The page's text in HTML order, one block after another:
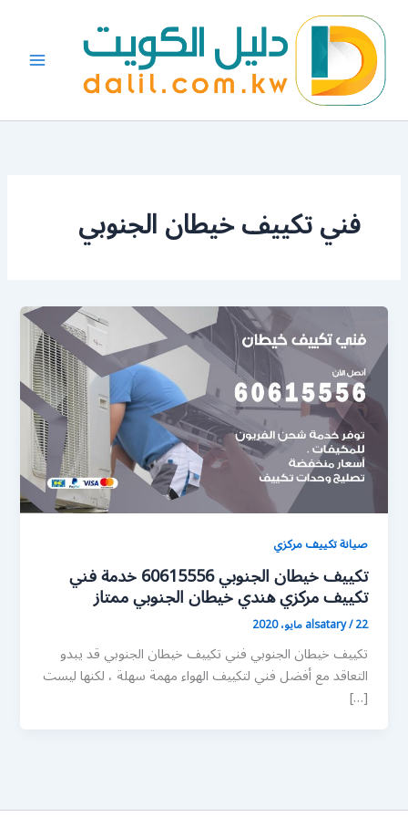
المحتوى
فني تكييف خيطان الجنوبي
صيانة تكييف مركزي
تكييف خيطان الجنوبي 60615556 خدمة فني
تكييف مركزي هندي خيطان الجنوبي ممتاز
alsatary/22 مايو، 2020
تكييف خيطان الجنوبي فني تكييف خيطان الجنوبي قد يبدو
التعاقد مع أفضل فني لتكييف الهواء مهمة سهلة ، لكنها ليست
[…]